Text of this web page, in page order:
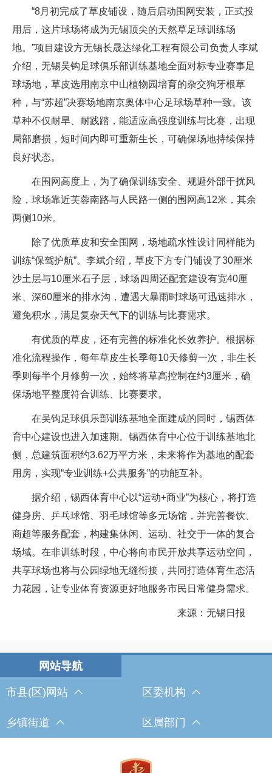
“8月初完成了草皮铺设，随后启动围网安装，正式投
用后，这片球场将成为无锡顶尖的天然草足球训练场
地。”项目建设方无锡长晟达绿化工程有限公司负责人李斌
介绍，无锡吴钩足球俱乐部训练基地全面对标专业赛事足
球场地，草皮选用南京中山植物园培育的杂交狗牙根草
种，与“苏超”决赛场地南京奥体中心足球场草种一致。该
草种不仅耐旱、耐践踏，能适应高强度训练与比赛，出现
局部磨损，短时间内即可重新生长，可确保场地持续保持
良好状态。
在围网高度上，为了确保训练安全、规避外部干扰风
险，球场靠近芙蓉南路与人民路一侧的围网高12米，其余
两侧10米。
除了优质草皮和安全围网，场地疏水性设计同样能为
训练“保驾护航”。李斌介绍，草皮下方专门铺设了30厘米
沙土层与10厘米石子层，球场四周还配套建设有宽40厘
米、深60厘米的排水沟，遭遇大暴雨时球场可迅速排水，
避免积水，满足复杂天气下的训练与比赛需求。
有优质的草皮，还有完善的标准化长效养护。根据标
准化流程操作，每年草皮生长季每10天修剪一次，非生长
季则每半个月修剪一次，始终将草高控制在约3厘米，确
保场地平整度符合训练、比赛要求。
在吴钩足球俱乐部训练基地全面建成的同时，锡西体
育中心建设也进入加速期。锡西体育中心位于训练基地北
侧，总建筑面积约3.62万平方米，未来将作为基地的配套
用房，实现“专业训练+公共服务”的功能互补。
据介绍，锡西体育中心以“运动+商业”为核心，将打造
健身房、乒乓球馆、羽毛球馆等多元场馆，并完善餐饮、
商超等服务配套，构建集休闲、运动、社交于一体的复合
场域。在非训练时段，中心将向市民开放共享运动空间，
共享球场也将与公园绿地无缝衔接，共同打造体育生态活
力花园，让专业体育资源更好地服务市民日常健身需求。
来源：无锡日报
市县(区)网站 区委机构
乡镇街道 区属部门